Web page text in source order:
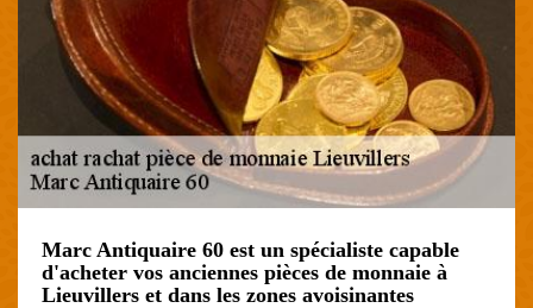
Marc Antiquaire 60 est un spécialiste capable
d'acheter vos anciennes pièces de monnaie à
Lieuvillers et dans les zones avoisinantes